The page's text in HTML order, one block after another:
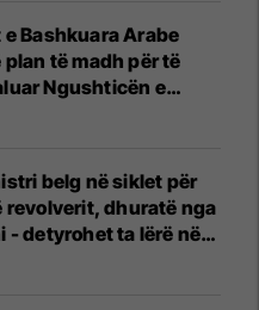
e Bashkuara Arabe
plan të madh për të
Ngushticën e
belg në siklet për
revolverit, dhuratë nga
- detyrohet ta lërë në